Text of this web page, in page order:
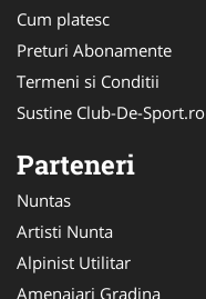
Cum platesc
Preturi Abonamente
Termeni si Conditii
Sustine Club-De-Sport.ro
Parteneri
Nuntas
Artisti Nunta
Alpinist Utilitar
Amenajari Gradina